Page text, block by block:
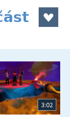
3:02